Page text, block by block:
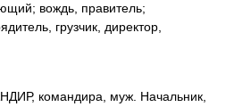
вождь, правитель;
грузчик, директор,
командира, муж. Начальник,